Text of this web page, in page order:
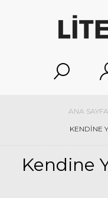
ANA SAYFA
KENDINE
Kendine